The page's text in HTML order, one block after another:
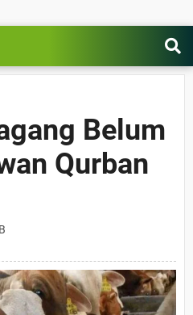
Belum
Qurban